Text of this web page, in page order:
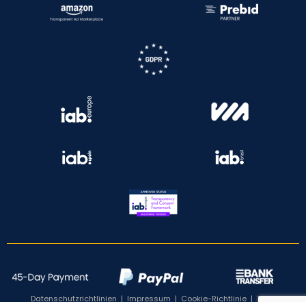
Datenschutzrichtlinien | Impressum | Cookie-Richtlinie | TCF-